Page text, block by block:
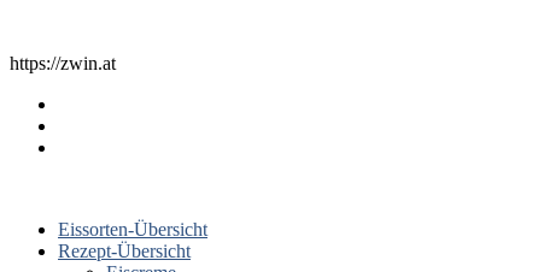
https://zwin.at
Eissorten-Übersicht
Rezept-Übersicht